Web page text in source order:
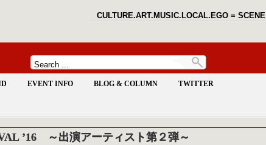
CULTURE.ART.MUSIC.LOCAL.EGO = SCENE
EVENT INFO BLOG & COLUMN TWITTER
’16 ～出演アーティスト第２弾～